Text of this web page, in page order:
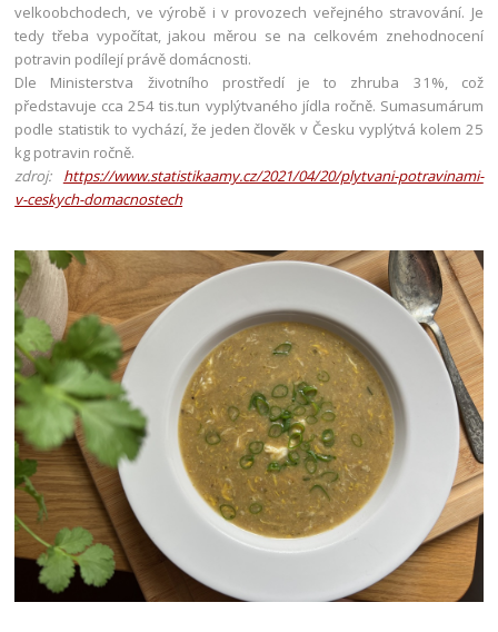
velkoobchodech, ve výrobě i v provozech veřejného stravování. Je
tedy třeba vypočítat, jakou měrou se na celkovém znehodnocení
potravin podílejí právě domácnosti.
Dle Ministerstva životního prostředí je to zhruba 31%, což
představuje cca 254 tis.tun vyplýtvaného jídla ročně. Sumasumárum
podle statistik to vychází, že jeden člověk v Česku vyplýtvá kolem 25
kg potravin ročně.
zdroj:
https://www.statistikaamy.cz/2021/04/20/plytvani-potravinami-
v-ceskych-domacnostech